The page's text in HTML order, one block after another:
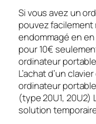
Si vous avez un
pouvez facilement
endommagé en
pour 10€
ordinateur
L’achat d’un
ordinateur
(type 20U1, 20U2)
solution